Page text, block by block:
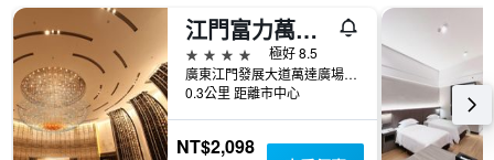
江門富力萬達嘉華酒店
4星級
極好 8.5
廣東江門發展大道萬達廣場3座
0.3公里 距離市中心
NT$2,098